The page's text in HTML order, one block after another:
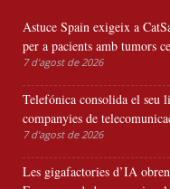
Astuce Spain exigeix a
per a pacients amb tumors
7 d'agost de 2026
Telefónica consolida el seu
companyies de
7 d'agost de 2026
Les gigafactories d’IA